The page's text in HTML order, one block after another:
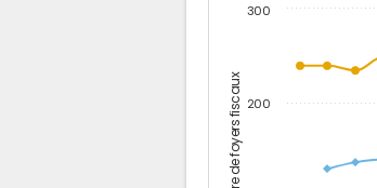
Nombre de foyers fiscaux 200
300